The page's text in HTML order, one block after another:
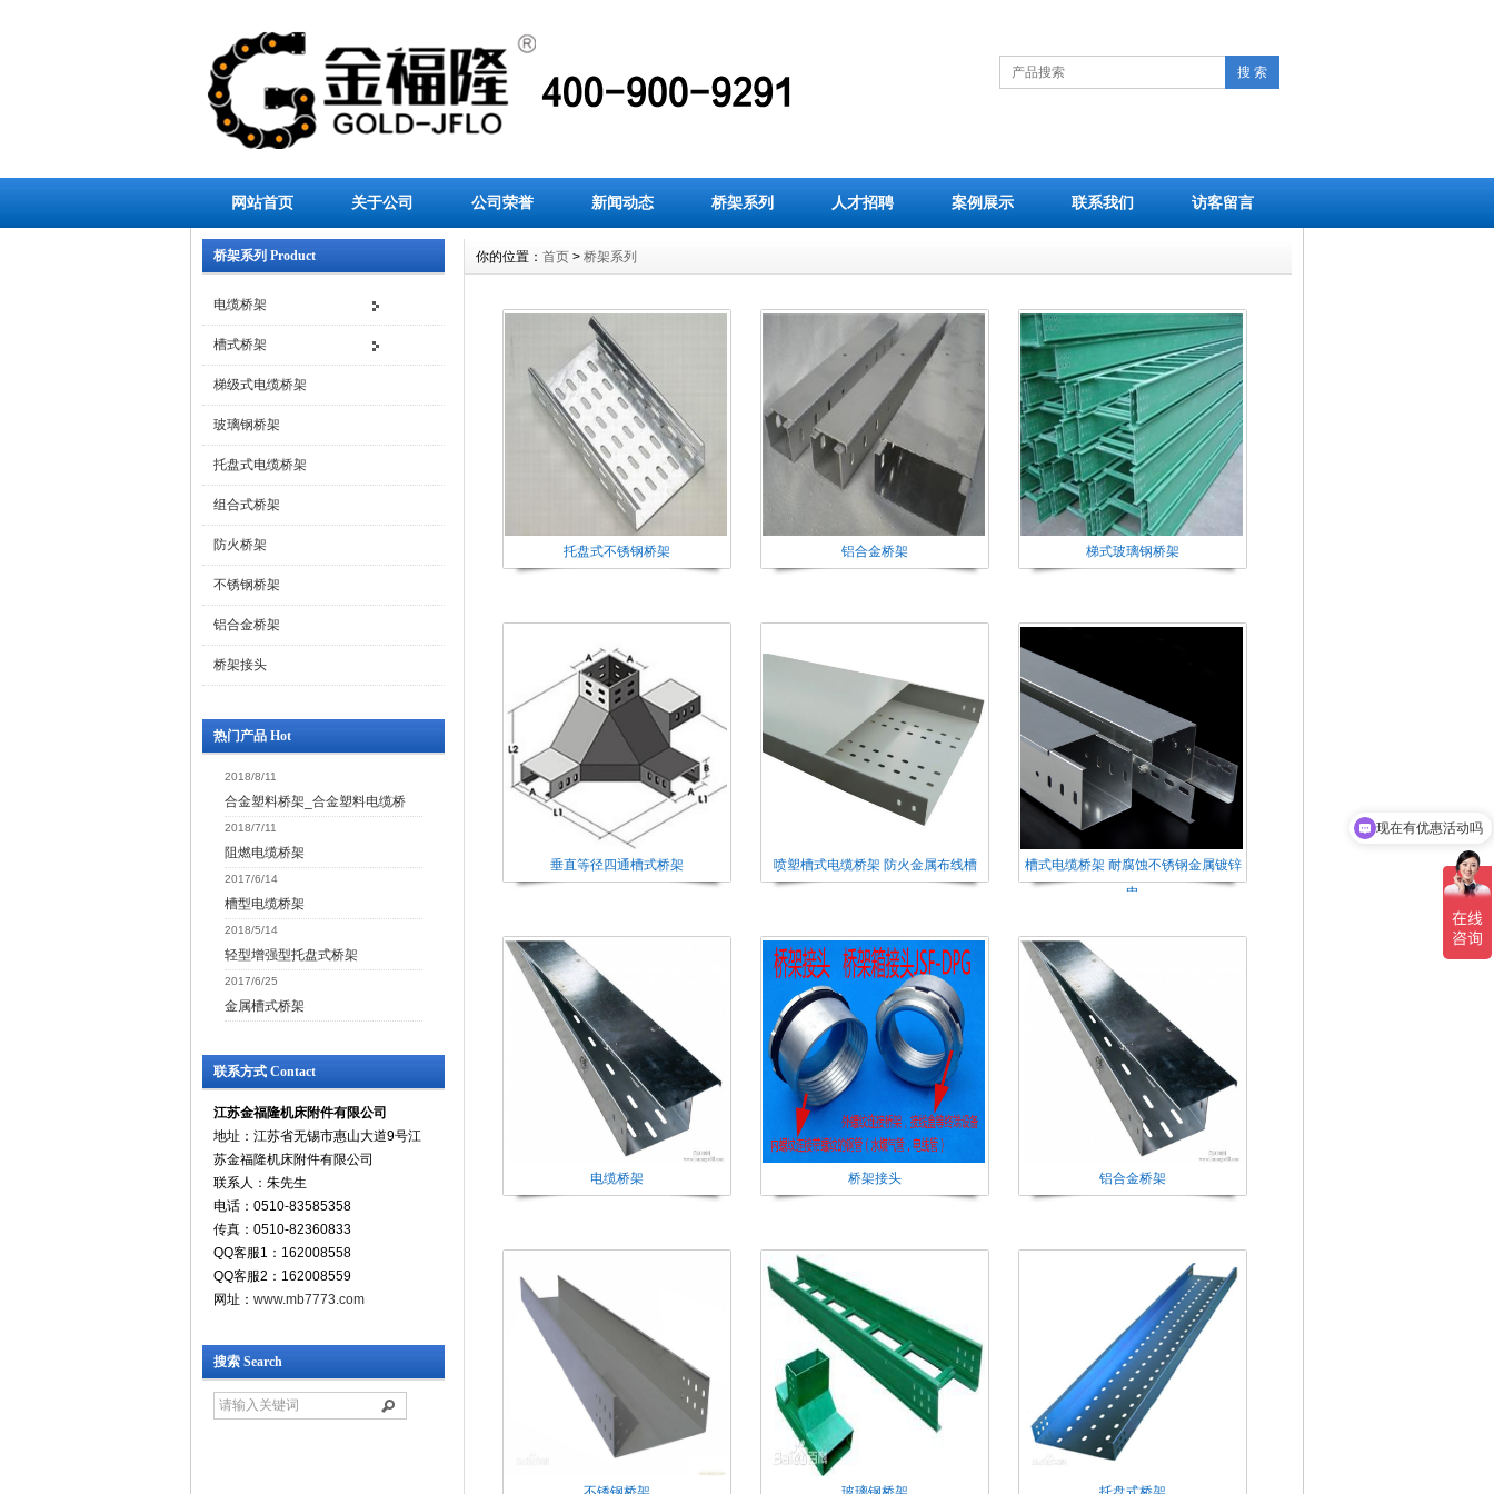
搜 索
网站首页 关于公司 公司荣誉 新闻动态 桥架系列 人才招聘 案例展示 联系我们 访客留言
桥架系列 Product
电缆桥架
槽式桥架
梯级式电缆桥架
玻璃钢桥架
托盘式电缆桥架
组合式桥架
防火桥架
不锈钢桥架
铝合金桥架
桥架接头
热门产品 Hot
2018/8/11
合金塑料桥架_合金塑料电缆桥
2018/7/11
阻燃电缆桥架
2017/6/14
槽型电缆桥架
2018/5/14
轻型增强型托盘式桥架
2017/6/25
金属槽式桥架
联系方式 Contact
江苏金福隆机床附件有限公司
地址：江苏省无锡市惠山大道9号江
苏金福隆机床附件有限公司
联系人：朱先生
电话：0510-83585358
传真：0510-82360833
QQ客服1：162008558
QQ客服2：162008559
网址： www.mb7773.com
搜索 Search
你的位置： 首页 > 桥架系列
托盘式不锈钢桥架 铝合金桥架 梯式玻璃钢桥架
垂直等径四通槽式桥架 喷塑槽式电缆桥架 防火金属布线槽
槽式电缆桥架 耐腐蚀不锈钢金属镀锌
电
电缆桥架 桥架接头 铝合金桥架
现在有优惠活动吗